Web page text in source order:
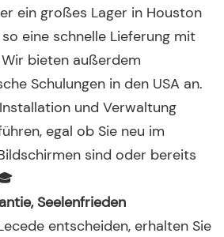
ein großes Lager in Houston
eine schnelle Lieferung mit
bieten außerdem
Schulungen in den USA an.
und Verwaltung
egal ob Sie neu im
sind oder bereits
Seelenfrieden
entscheiden, erhalten Sie